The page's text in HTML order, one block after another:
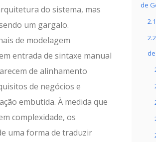
de
2.1
2.2
do sistema, mas
um gargalo.
de modelagem
entrada de sintaxe manual
de alinhamento
de negócios e
embutida. À medida que
complexidade, os
uma forma de traduzir